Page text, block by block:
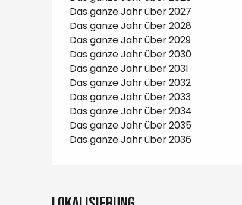
Das ganze Jahr über 2027
Das ganze Jahr über 2028
Das ganze Jahr über 2029
Das ganze Jahr über 2030
Das ganze Jahr über 2031
Das ganze Jahr über 2032
Das ganze Jahr über 2033
Das ganze Jahr über 2034
Das ganze Jahr über 2035
Das ganze Jahr über 2036